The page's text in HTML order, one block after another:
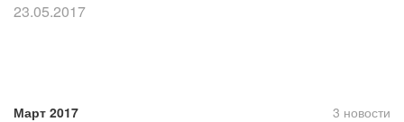
23.05.2017
Март 2017 3 новости